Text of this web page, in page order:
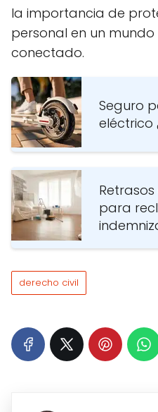
la importancia de
personal en un
conectado.
Seguro
eléctrico
para
derecho civil